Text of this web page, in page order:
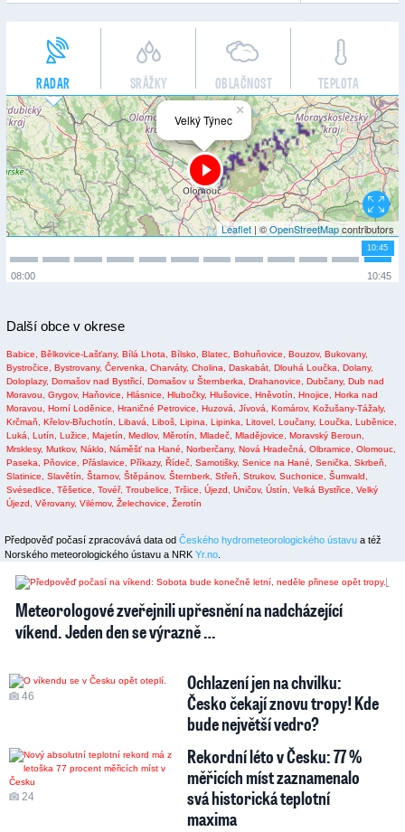
RADAR SRÁŽKY OBLAČNOST TEPLOTA
×
Velký Týnec
Leaflet | ©OpenStreetMapcontributors
10:45
10:45
08:00
Další obce v okrese
Babice, Bělkovice-Lašťany, Bílá Lhota, Bílsko, Blatec, Bohuňovice, Bouzov, Bukovany,
Bystročice, Bystrovany, Červenka, Charváty, Cholina, Daskabát, Dlouhá Loučka, Dolany,
Doloplazy, Domašov nad Bystřicí, Domašov u Šternberka, Drahanovice, Dubčany, Dub nad
Moravou, Grygov, Haňovice, Hlásnice, Hlubočky, Hlušovice, Hněvotín, Hnojice, Horka nad
Moravou, Horní Loděnice, Hraničné Petrovice, Huzová, Jívová, Komárov, Kožušany-Tážaly,
Krčmaň, Křelov-Břuchotín, Libavá, Liboš, Lipina, Lipinka, Litovel, Loučany, Loučka, Luběnice,
Luká, Lutín, Lužice, Majetín, Medlov, Měrotín, Mladeč, Mladějovice, Moravský Beroun,
Mrsklesy, Mutkov, Náklo, Náměšť na Hané, Norberčany, Nová Hradečná, Olbramice, Olomouc,
Paseka, Pňovice, Přáslavice, Příkazy, Řídeč, Samotišky, Senice na Hané, Senička, Skrbeň,
Slatinice, Slavětín, Štarnov, Štěpánov, Šternberk, Střeň, Strukov, Suchonice, Šumvald,
Svésedlice, Těšetice, Tovéř, Troubelice, Tršice, Újezd, Uničov, Ústín, Velká Bystřice, Velký
Újezd, Věrovany, Vilémov, Želechovice, Žerotín
Předpověď počasí zpracovává data od Českého hydrometeorologického ústavu a též
Norského meteorologického ústavu a NRK Yr.no.
1
Meteorologové zveřejnili upřesnění na nadcházející
víkend. Jeden den se výrazně …
46
Ochlazení jen na chvilku:
Česko čekají znovu tropy! Kde
bude největší vedro?
24
Rekordní léto v Česku: 77 %
měřicích míst zaznamenalo
svá historická teplotní
maxima